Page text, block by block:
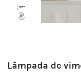
Lâmpada de